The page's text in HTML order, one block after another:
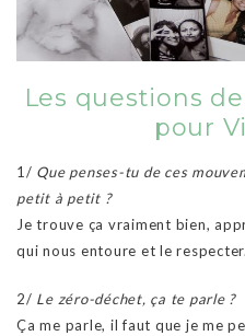
Les questions
pour
1/ Que penses-tu de ces
petit à petit ?
Je trouve ça vraiment bien,
qui nous entoure et le respecter.
2/ Le zéro-déchet, ça te parle ?
Ça me parle, il faut que je me